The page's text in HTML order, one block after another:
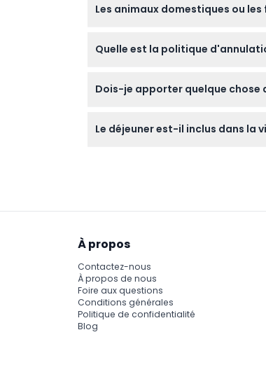
aux poussettes.
Les animaux domestiques ou
Quelle est la politique
soin.
Dois-je apporter quelque chose
découverte des sites historiques
Le déjeuner est-il inclus dans la
À propos
Contactez-nous
À propos de nous
Foire aux questions
Conditions générales
Politique de confidentialité
Blog